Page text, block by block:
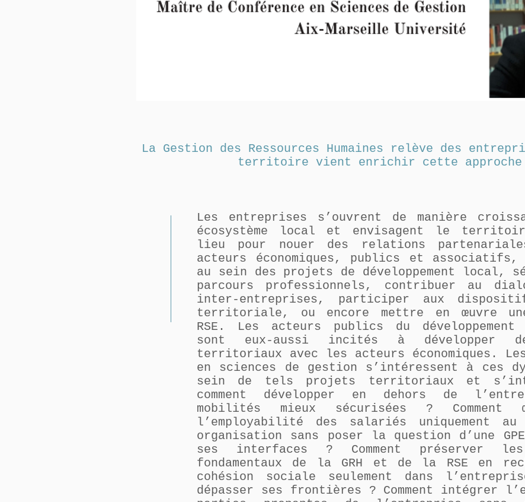
La Gestion des Ressources Humaines relève des
territoire vient enrichir cette approche
Les entreprises s’ouvrent de manière
écosystème local et envisagent le territoire
lieu pour nouer des relations
acteurs économiques, publics et associatifs,
au sein des projets de développement local,
parcours professionnels, contribuer au
inter-entreprises, participer aux
territoriale, ou encore mettre en œuvre
RSE. Les acteurs publics du
sont eux-aussi incités à développer
territoriaux avec les acteurs économiques.
en sciences de gestion s’intéressent à ces
sein de tels projets territoriaux et
comment développer en dehors de
mobilités mieux sécurisées ? Comment
l’employabilité des salariés uniquement au
organisation sans poser la question d’une
ses interfaces ? Comment préserver
fondamentaux de la GRH et de la RSE en
cohésion sociale seulement dans
dépasser ses frontières ? Comment intégrer